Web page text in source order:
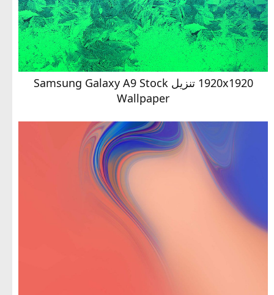
1920x1920 تنزيل Samsung Galaxy A9 Stock
Wallpaper